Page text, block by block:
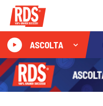
ASCOLTA